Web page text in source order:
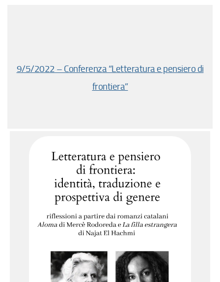
9/5/2022 – Conferenza “Letteratura e pensiero di
frontiera”